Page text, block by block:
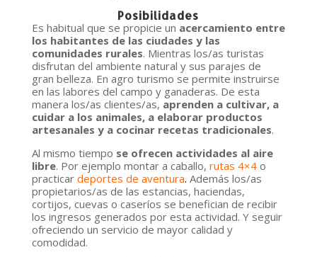
Posibilidades
Es habitual que se propicie un acercamiento entre
los habitantes de las ciudades y las
comunidades rurales. Mientras los/as turistas
disfrutan del ambiente natural y sus parajes de
gran belleza. En agro turismo se permite instruirse
en las labores del campo y ganaderas. De esta
manera los/as clientes/as, aprenden a cultivar, a
cuidar a los animales, a elaborar productos
artesanales y a cocinar recetas tradicionales.
Al mismo tiempo se ofrecen actividades al aire
libre. Por ejemplo montar a caballo, rutas 4×4o
practicar deportes de aventura. Además los/as
propietarios/as de las estancias, haciendas,
cortijos, cuevas o caseríos se benefician de recibir
los ingresos generados por esta actividad. Y seguir
ofreciendo un servicio de mayor calidad y
comodidad.